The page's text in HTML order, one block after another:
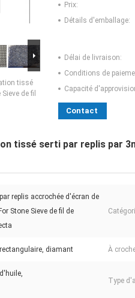
tissé
de fil
Prix:
Détails d'emballage:
Délai de livraison:
Conditions de
Capacité
Contact
tissé serti par replis par
replis accrochée d'écran de
Stone Sieve de fil de
diamant À
Type